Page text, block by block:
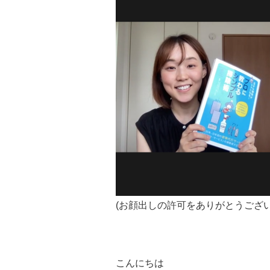
(お顔出しの許可をありがとうござ
こんにちは